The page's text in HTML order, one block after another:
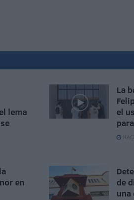
lema
La
el
en
de
una